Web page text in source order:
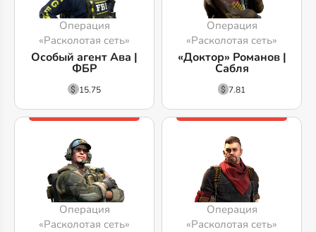
Операция
«Расколотая сеть»
Особый агент Ава |
ФБР
15.75
Операция
«Расколотая сеть»
«Доктор» Романов |
Сабля
7.81
Операция
«Расколотая сеть»
Операция
«Расколотая сеть»